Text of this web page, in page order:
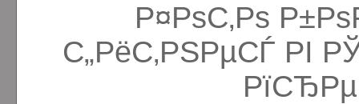
Р¤РѕС‚Рѕ
С„РёС‚РЅРµСЃ РІ